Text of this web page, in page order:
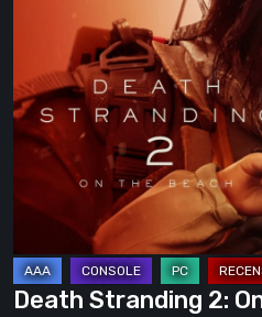
Stranding
On
the
Beach,
recensione
–
un
viaggio
Death Stranding 2: